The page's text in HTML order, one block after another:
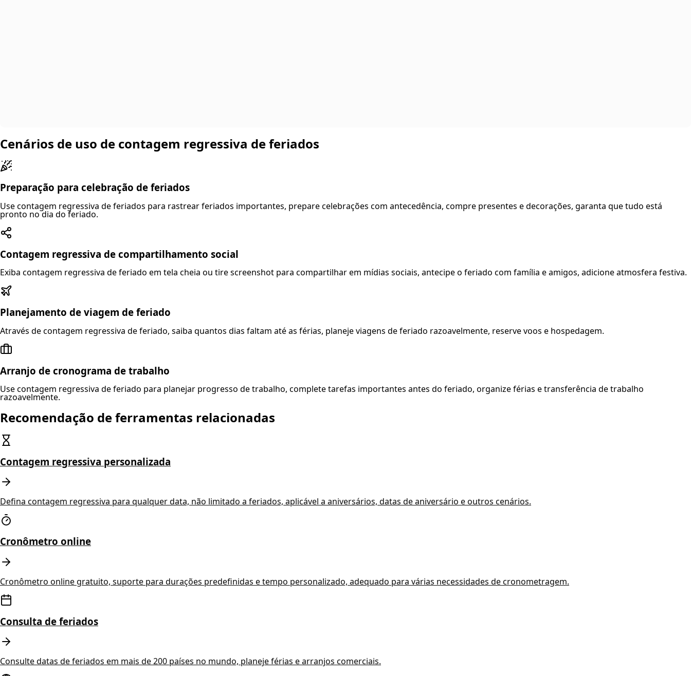
Cenários de uso de contagem regressiva de feriados
Preparação para celebração de feriados
Use contagem regressiva de feriados para rastrear feriados importantes, prepare celebrações com antecedência, compre presentes e decorações, garanta que tudo está
pronto no dia do feriado.
Contagem regressiva de compartilhamento social
Exiba contagem regressiva de feriado em tela cheia ou tire screenshot para compartilhar em mídias sociais, antecipe o feriado com família e amigos, adicione atmosfera festiva.
Planejamento de viagem de feriado
Através de contagem regressiva de feriado, saiba quantos dias faltam até as férias, planeje viagens de feriado razoavelmente, reserve voos e hospedagem.
Arranjo de cronograma de trabalho
Use contagem regressiva de feriado para planejar progresso de trabalho, complete tarefas importantes antes do feriado, organize férias e transferência de trabalho
razoavelmente.
Recomendação de ferramentas relacionadas
Contagem regressiva personalizada
Defina contagem regressiva para qualquer data, não limitado a feriados, aplicável a aniversários, datas de aniversário e outros cenários.
Cronômetro online
Cronômetro online gratuito, suporte para durações predefinidas e tempo personalizado, adequado para várias necessidades de cronometragem.
Consulta de feriados
Consulte datas de feriados em mais de 200 países no mundo, planeje férias e arranjos comerciais.